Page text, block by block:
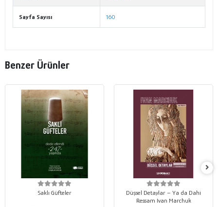
Sayfa Sayısı 160
Benzer Ürünler
Saklı Güfteler
Düşsel Detaylar – Ya da Dahi
Ressam Ivan Marchuk